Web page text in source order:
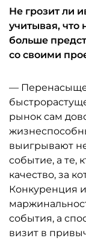
Не грозит ли
учитывая, что
больше
со своими
—
рынок сам
выигрывают
событие, а те,
качество, за
Конкуренция
события, а
визит в